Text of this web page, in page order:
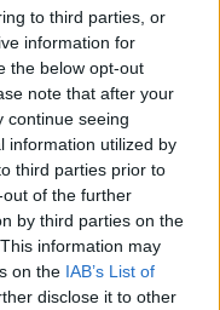
to third parties, or
information for
the below opt-out
note that after your
continue seeing
information utilized by
third parties prior to
of the further
by third parties on the
information may
on the IAB’s List of
disclose it to other
Próximo artigo
de Coimbra
apresentou edifício
recuperado como
“cartão de visita” da
instituição